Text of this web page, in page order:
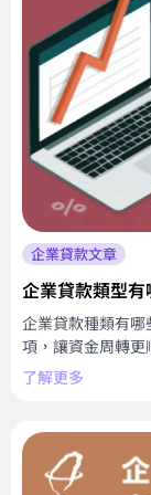
企業貸款文章
企業貸款類型
企業貸款種類有
項，讓資金周轉更
了解更多